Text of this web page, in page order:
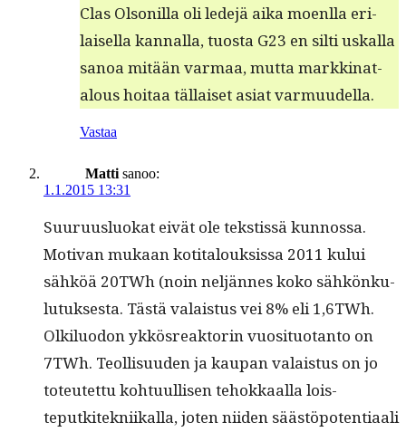
Clas Olsonil­la oli lede­jä aika moen­l­la eri­
laisel­la kan­nal­la, tuos­ta G23 en silti uskalla
sanoa mitään var­maa, mut­ta markki­na­t­
alous hoitaa täl­laiset asi­at varmuudella.
Vastaa
Matti sanoo:
1.1.2015 13:31
Suu­ru­us­lu­okat eivät ole tek­stis­sä kun­nos­sa.
Moti­van mukaan koti­talouk­sis­sa 2011 kului
sähköä 20TWh (noin neljännes koko sähkönku­
lu­tuk­ses­ta. Tästä valais­tus vei 8% eli 1,6TWh.
Olk­ilu­odon ykkös­reak­torin vuosi­tuotan­to on
7TWh. Teol­lisu­u­den ja kau­pan valais­tus on jo
toteutet­tu kohtu­ullisen tehokkaal­la lois­
teputkitekni­ikalla, joten niiden säästöpo­ten­ti­aali